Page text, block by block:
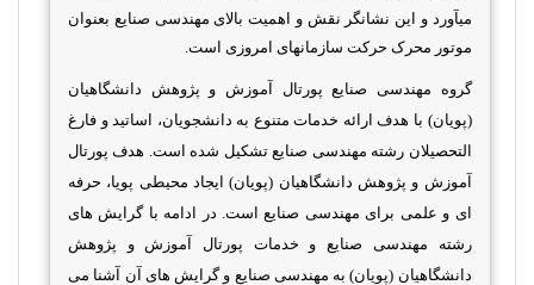
میآورد و این نشانگر نقش و اهمیت بالای مهندسی صنایع بعنوان
موتور محرک حرکت سازمانهای امروزی است.
گروه مهندسی صنایع پورتال آموزش و پژوهش دانشگاهیان
(پویان) با هدف ارائه خدمات متنوع به دانشجویان، اساتید و فارغ
التحصیلان رشته مهندسی صنایع تشکیل شده است. هدف پورتال
آموزش و پژوهش دانشگاهیان (پویان) ایجاد محیطی پویا، حرفه
ای و علمی برای مهندسی صنایع است. در ادامه با گرایش های
رشته مهندسی صنایع و خدمات پورتال آموزش و پژوهش
دانشگاهیان (پویان) به مهندسی صنایع و گرایش های آن آشنا می